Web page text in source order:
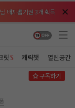
배지뽑기권 3개 획득
배지뽑기권 3개 획득
체험권 3일 획득
체험권 3일 획득
님 일반뽑기권 2개 획득
님 일반뽑기권 2개 획득
릿 캐릭챗 열린공간